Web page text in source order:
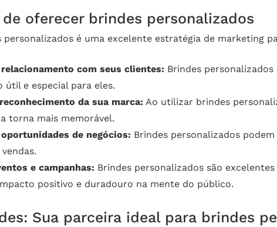
oferecer brindes personalizados
personalizados é uma excelente estratégia de marketing
com seus clientes: Brindes
útil e especial para eles.
da sua marca: Ao utilizar brindes
torna mais memorável.
de negócios: Brindes personalizados
e campanhas: Brindes personalizados são
positivo e duradouro na mente do público.
Sua parceira ideal para brindes